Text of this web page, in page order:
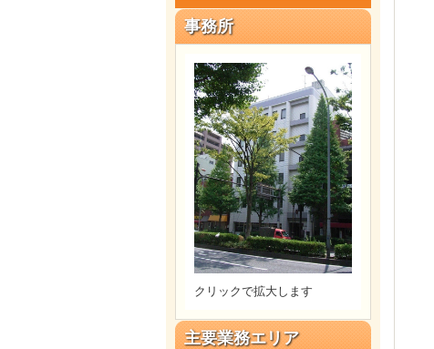
事務所
クリックで拡大します
主要業務エリア